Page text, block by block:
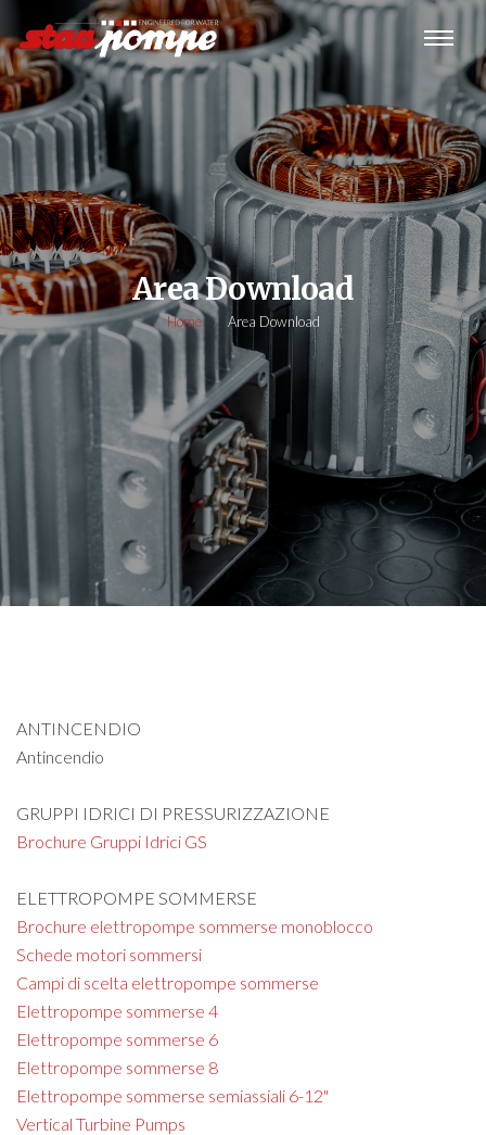
Area Download
Home Area Download
ANTINCENDIO
Antincendio
GRUPPI IDRICI DI PRESSURIZZAZIONE
Brochure Gruppi Idrici GS
ELETTROPOMPE SOMMERSE
Brochure elettropompe sommerse monoblocco
Schede motori sommersi
Campi di scelta elettropompe sommerse
Elettropompe sommerse 4
Elettropompe sommerse 6
Elettropompe sommerse 8
Elettropompe sommerse semiassiali 6-12"
Vertical Turbine Pumps